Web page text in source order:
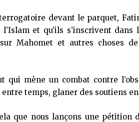
devant le parquet,
et qu’ils s’inscrivent
Mahomet et autres choses
qui mène un combat contre
temps, glaner des soutiens
que nous lançons une